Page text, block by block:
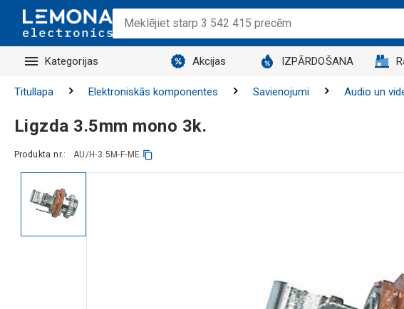
Kategorijas Akcijas IZPĀRDOŠANA
Titullapa Elektroniskās komponentes Savienojumi Audio un
Ligzda 3.5mm mono 3k.
Produkta nr.: AU/H-3.5M-F-ME